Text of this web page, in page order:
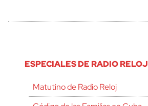
ESPECIALES DE RADIO RELOJ
Matutino de Radio Reloj